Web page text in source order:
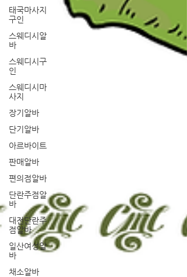
태국마사지
구인
스웨디시알
바
스웨디시구
인
스웨디시마
사지
장기알바
단기알바
아르바이트
판매알바
편의점알바
단란주점알
바
대전단란주
점알바
일산여성알
바
채소알바